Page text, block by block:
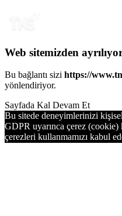
Web sitemizden
Bu bağlantı sizi https://
yönlendiriyor.
Sayfada Kal Devam Et
Bu sitede deneyimlerinizi
GDPR uyarınca çerez
çerezleri kullanmamızı kabul